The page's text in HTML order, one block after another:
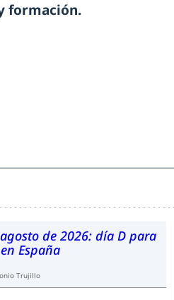
formación.
de 2026: día D para
España
Trujillo